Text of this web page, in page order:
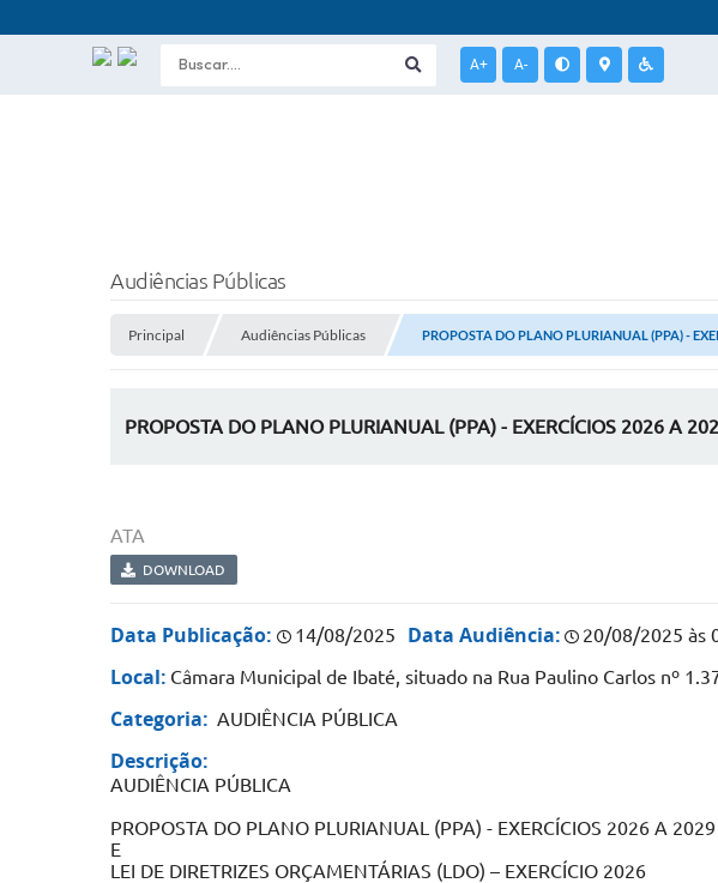
A+ A-
Audiências Públicas
Principal Audiências Públicas PROPOSTA DO PLANO PLURIANUAL (PPA) -
PROPOSTA DO PLANO PLURIANUAL (PPA) - EXERCÍCIOS 2026 A
ATA
DOWNLOAD
Data Publicação: 14/08/2025 Data Audiência: 20/08/2025 às
Local: Câmara Municipal de Ibaté, situado na Rua Paulino Carlos nº
Categoria: AUDIÊNCIA PÚBLICA
Descrição:
AUDIÊNCIA PÚBLICA
PROPOSTA DO PLANO PLURIANUAL (PPA) - EXERCÍCIOS 2026 A 2029
E
LEI DE DIRETRIZES ORÇAMENTÁRIAS (LDO) – EXERCÍCIO 2026